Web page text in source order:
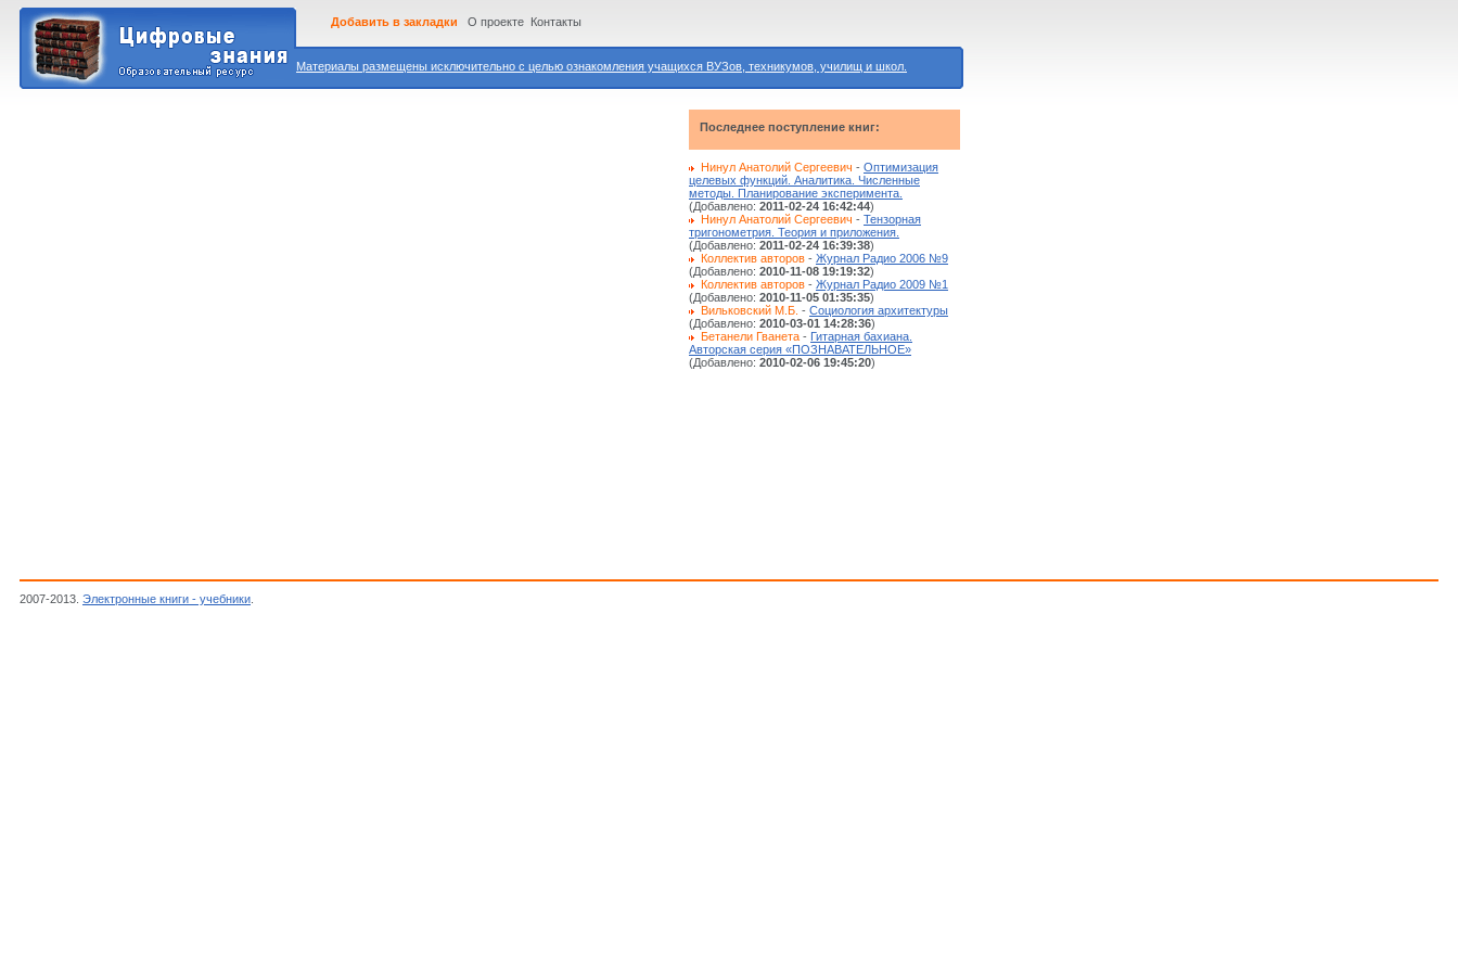
Материалы размещены исключительно с целью ознакомления учащихся ВУЗов, техникумов, училищ и школ.
Добавить в закладки О проекте Контакты
Последнее поступление книг:
Нинул Анатолий Сергеевич - Оптимизация
целевых функций. Аналитика. Численные
методы. Планирование эксперимента.
(Добавлено: 2011-02-24 16:42:44)
Нинул Анатолий Сергеевич - Тензорная
тригонометрия. Теория и приложения.
(Добавлено: 2011-02-24 16:39:38)
Коллектив авторов - Журнал Радио 2006 №9
(Добавлено: 2010-11-08 19:19:32)
Коллектив авторов - Журнал Радио 2009 №1
(Добавлено: 2010-11-05 01:35:35)
Вильковский М.Б. - Социология архитектуры
(Добавлено: 2010-03-01 14:28:36)
Бетанели Гванета - Гитарная бахиана.
Авторская серия «ПОЗНАВАТЕЛЬНОЕ»
(Добавлено: 2010-02-06 19:45:20)
2007-2013. Электронные книги - учебники